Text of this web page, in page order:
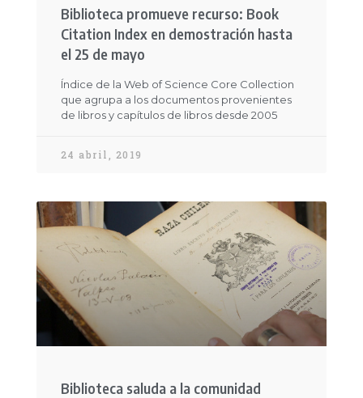
Biblioteca promueve recurso: Book
Citation Index en demostración hasta
el 25 de mayo
Índice de la Web of Science Core Collection
que agrupa a los documentos provenientes
de libros y capítulos de libros desde 2005
24 abril, 2019
Biblioteca saluda a la comunidad